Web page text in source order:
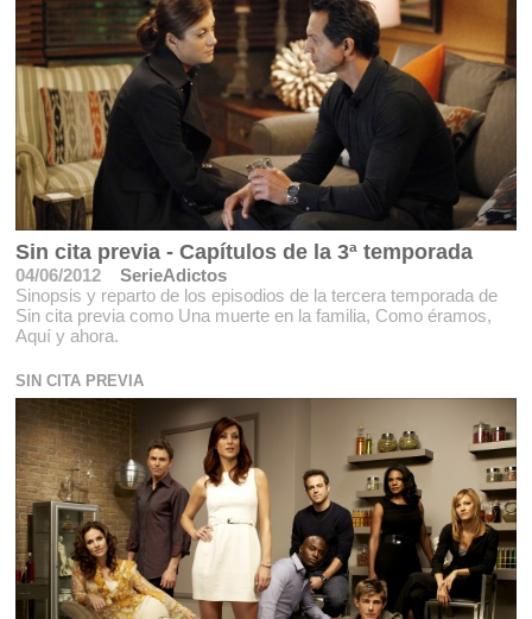
Sin cita previa - Capítulos de la 3ª temporada
04/06/2012
SerieAdictos
Sinopsis y reparto de los episodios de la tercera temporada de
Sin cita previa como Una muerte en la familia, Como éramos,
Aquí y ahora.
SIN CITA PREVIA